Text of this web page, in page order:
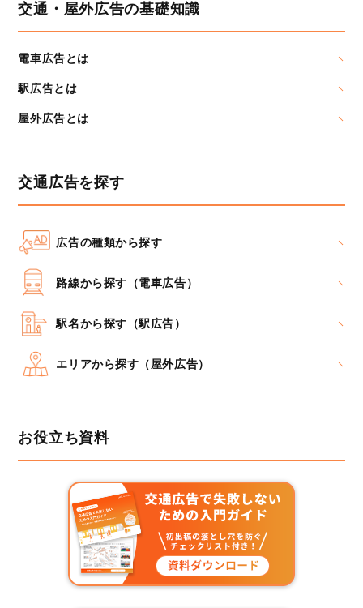
交通・屋外広告の基礎知識
電車広告とは
駅広告とは
屋外広告とは
交通広告を探す
広告の種類から探す
路線から探す（電車広告）
駅名から探す（駅広告）
エリアから探す（屋外広告）
お役立ち資料